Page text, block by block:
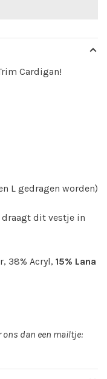
Cardigan!
L gedragen worden)
draagt dit vestje in
38% Acryl, 15% Lana
dan een mailtje: